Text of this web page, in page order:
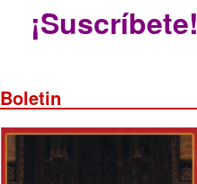
¡Suscríbete!
Boletin